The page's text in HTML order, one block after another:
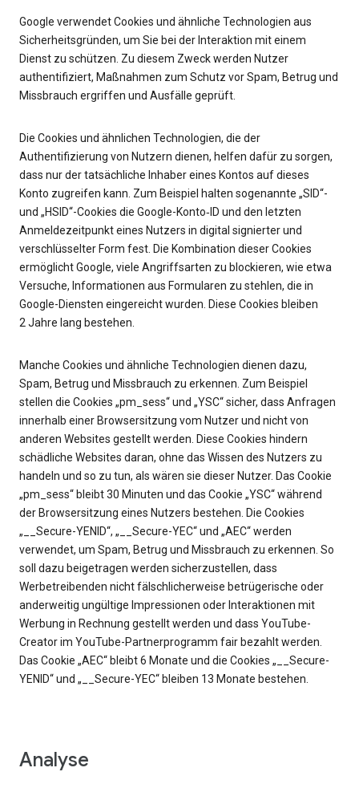
Google verwendet Cookies und ähnliche Technologien aus
Sicherheitsgründen, um Sie bei der Interaktion mit einem
Dienst zu schützen. Zu diesem Zweck werden Nutzer
authentifiziert, Maßnahmen zum Schutz vor Spam, Betrug und
Missbrauch ergriffen und Ausfälle geprüft.
Die Cookies und ähnlichen Technologien, die der
Authentifizierung von Nutzern dienen, helfen dafür zu sorgen,
dass nur der tatsächliche Inhaber eines Kontos auf dieses
Konto zugreifen kann. Zum Beispiel halten sogenannte „SID“-
und „HSID“-Cookies die Google-Konto‑ID und den letzten
Anmeldezeitpunkt eines Nutzers in digital signierter und
verschlüsselter Form fest. Die Kombination dieser Cookies
ermöglicht Google, viele Angriffsarten zu blockieren, wie etwa
Versuche, Informationen aus Formularen zu stehlen, die in
Google-Diensten eingereicht wurden. Diese Cookies bleiben
2 Jahre lang bestehen.
Manche Cookies und ähnliche Technologien dienen dazu,
Spam, Betrug und Missbrauch zu erkennen. Zum Beispiel
stellen die Cookies „pm_sess“ und „YSC“ sicher, dass Anfragen
innerhalb einer Browsersitzung vom Nutzer und nicht von
anderen Websites gestellt werden. Diese Cookies hindern
schädliche Websites daran, ohne das Wissen des Nutzers zu
handeln und so zu tun, als wären sie dieser Nutzer. Das Cookie
„pm_sess“ bleibt 30 Minuten und das Cookie „YSC“ während
der Browsersitzung eines Nutzers bestehen. Die Cookies
„__Secure-YENID“, „__Secure-YEC“ und „AEC“ werden
verwendet, um Spam, Betrug und Missbrauch zu erkennen. So
soll dazu beigetragen werden sicherzustellen, dass
Werbetreibenden nicht fälschlicherweise betrügerische oder
anderweitig ungültige Impressionen oder Interaktionen mit
Werbung in Rechnung gestellt werden und dass YouTube-
Creator im YouTube-Partnerprogramm fair bezahlt werden.
Das Cookie „AEC“ bleibt 6 Monate und die Cookies „__Secure-
YENID“ und „__Secure-YEC“ bleiben 13 Monate bestehen.
Analyse